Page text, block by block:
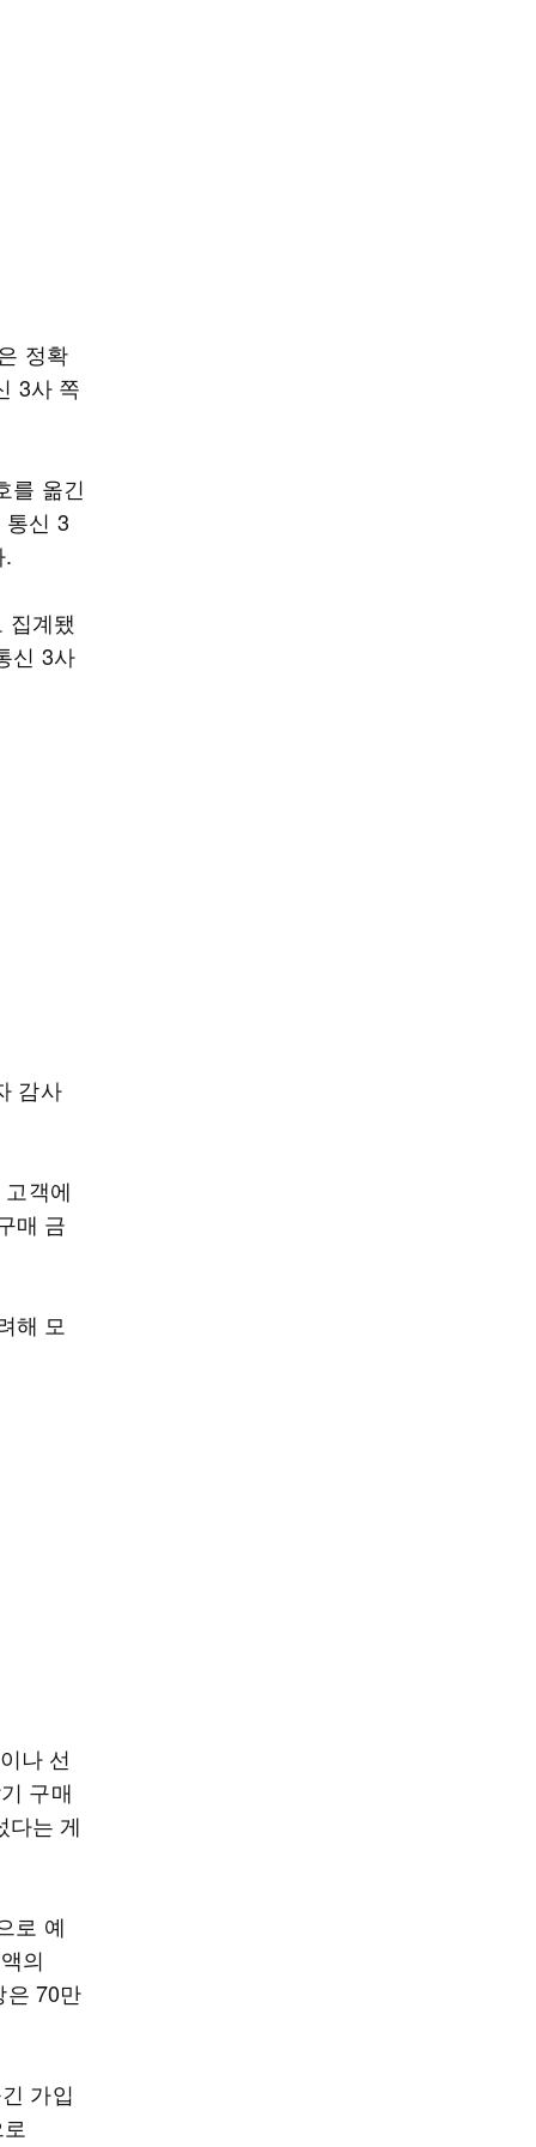
정확
3사 쪽
를 옮긴
신 3
집계됐
신 3사
감사
객에
매 금
해 모
나 선
구매
다는 게
로 예
의
은 70만
가입